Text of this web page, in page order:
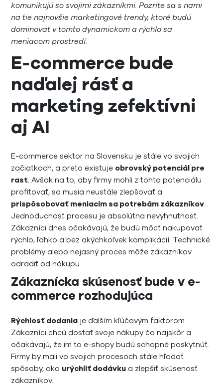
komunikujú so svojimi zákazníkmi. Pozrite sa s nami
na tie najnovšie marketingové trendy, ktoré budú
dominovať v tomto dynamickom a rýchlo sa
meniacom prostredí.
E-commerce bude
naďalej rásť a
marketing zefektívni
aj AI
E-commerce sektor na Slovensku je stále vo svojich
začiatkoch, a preto existuje obrovský potenciál pre
rast. Avšak na to, aby firmy mohli z tohto potenciálu
profitovať, sa musia neustále zlepšovať a
prispôsobovať meniacim sa potrebám zákazníkov.
Jednoduchosť procesu je absolútna nevyhnutnosť.
Zákazníci dnes očakávajú, že budú môcť nakupovať
rýchlo, ľahko a bez akýchkoľvek komplikácií. Technické
problémy alebo nejasný proces môže zákazníkov
odradiť od nákupu.
Zákaznícka skúsenosť bude v e-
commerce rozhodujúca
Rýchlosť dodania je ďalším kľúčovým faktorom.
Zákazníci chcú dostať svoje nákupy čo najskôr a
očakávajú, že im to e-shopy budú schopné poskytnúť.
Firmy by mali vo svojich procesoch stále hľadať
spôsoby, ako urýchliť dodávku a zlepšiť skúsenosť
zákazníkov.